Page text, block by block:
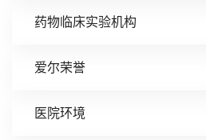
药物临床实验机构
爱尔荣誉
医院环境